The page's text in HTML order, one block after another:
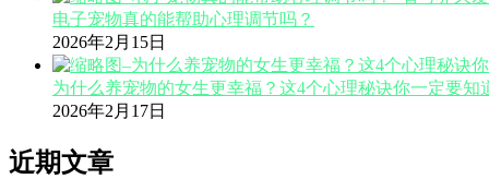
电子宠物真的能帮助心理调节吗？
2026年2月15日
为什么养宠物的女生更幸福？这4个心理秘诀你一定要知
2026年2月17日
近期文章